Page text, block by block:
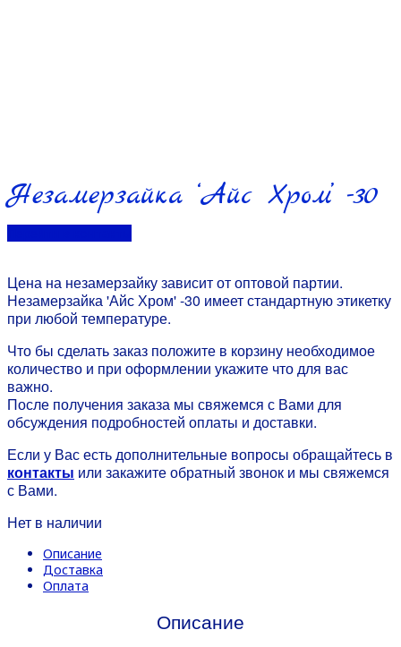
Незамерзайка ‘Айс Хром’ -30
Цена на незамерзайку зависит от оптовой партии.
Незамерзайка 'Айс Хром' -30 имеет стандартную этикетку
при любой температуре.
Что бы сделать заказ положите в корзину необходимое
количество и при оформлении укажите что для вас
важно.
После получения заказа мы свяжемся с Вами для
обсуждения подробностей оплаты и доставки.
Если у Вас есть дополнительные вопросы обращайтесь в
контакты или закажите обратный звонок и мы свяжемся
с Вами.
Нет в наличии
Описание
Доставка
Оплата
Описание